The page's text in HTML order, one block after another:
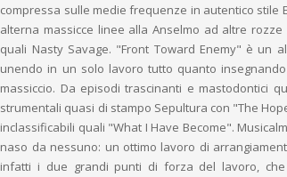
compressa sulle medie frequenze in autentico
alterna massicce linee alla Anselmo ad altre
quali Nasty Savage. "Front Toward Enemy" è un
unendo in un solo lavoro tutto quanto
massiccio. Da episodi trascinanti e mastodontici
strumentali quasi di stampo Sepultura con "The
inclassificabili quali "What I Have Become".
naso da nessuno: un ottimo lavoro di
infatti i due grandi punti di forza del lavoro,